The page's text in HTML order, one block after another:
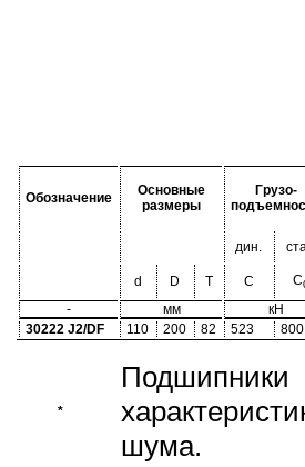
Обозначение
Основные
размеры
Грузо-
дин.
d
D T C C
- мм кН
30222 J2/DF
110 200 82 523 800
*
шума.